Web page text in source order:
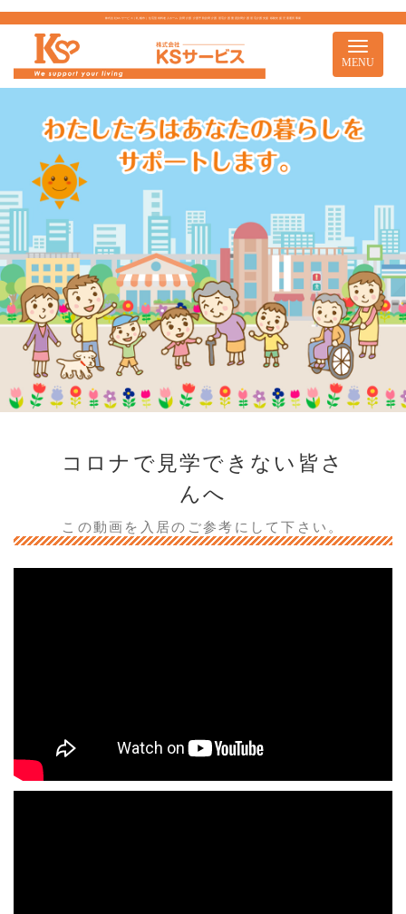
株式会社KSサービス｜札幌市｜住宅型有料老人ホーム 訪問介護 介護予防訪問介護 居宅介護 重度訪問介護 居宅介護支援 移動支援 児童通所事業
Toggle
MENU
コロナで見学できない皆さ
んへ
この動画を入居のご参考にして下さい。